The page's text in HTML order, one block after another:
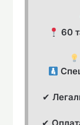
60
✔